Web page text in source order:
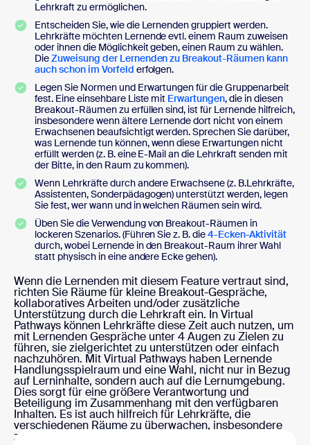
Lehrkraft zu ermöglichen.
Entscheiden Sie, wie die Lernenden gruppiert werden.
Lehrkräfte möchten Lernende evtl. einem Raum zuweisen
oder ihnen die Möglichkeit geben, einen Raum zu wählen.
DieZuweisung der Lernenden zu Breakout-Räumen kann
auch schon im Vorfeld erfolgen.
Legen Sie Normen und Erwartungen für die Gruppenarbeit
fest. Eine einsehbare Liste mit Erwartungen, die in diesen
Breakout-Räumen zu erfüllen sind, ist für Lernende hilfreich,
insbesondere wenn ältere Lernende dort nicht von einem
Erwachsenen beaufsichtigt werden. Sprechen Sie darüber,
was Lernende tun können, wenn diese Erwartungen nicht
erfüllt werden (z. B. eine E-Mail an die Lehrkraft senden mit
der Bitte, in den Raum zu kommen).
Wenn Lehrkräfte durch andere Erwachsene (z. B.Lehrkräfte,
Assistenten, Sonderpädagogen) unterstützt werden, legen
Sie fest, wer wann und in welchen Räumen sein wird.
Üben Sie die Verwendung von Breakout-Räumen in
lockeren Szenarios. (Führen Sie z. B. die4-Ecken-Aktivität
durch, wobei Lernende in den Breakout-Raum ihrer Wahl
statt physisch in eine andere Ecke gehen).
Wenn die Lernenden mit diesem Feature vertraut sind,
richten Sie Räume für kleine Breakout-Gespräche,
kollaboratives Arbeiten und/oder zusätzliche
Unterstützung durch die Lehrkraft ein. In Virtual
Pathways können Lehrkräfte diese Zeit auch nutzen, um
mit Lernenden Gespräche unter 4 Augen zu Zielen zu
führen, sie zielgerichtet zu unterstützen oder einfach
nachzuhören. Mit Virtual Pathways haben Lernende
Handlungsspielraum und eine Wahl, nicht nur in Bezug
auf Lerninhalte, sondern auch auf die Lernumgebung.
Dies sorgt für eine größere Verantwortung und
Beteiligung im Zusammenhang mit den verfügbaren
Inhalten. Es ist auch hilfreich für Lehrkräfte, die
verschiedenen Räume zu überwachen, insbesondere
zu Beginn. Sie können immer wieder beitreten, um zu